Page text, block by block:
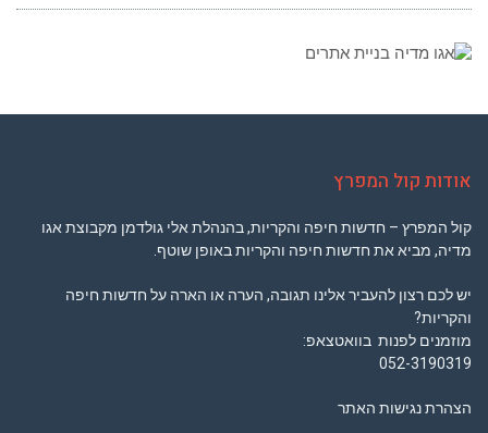
אודות קול המפרץ
קול המפרץ – חדשות חיפה והקריות, בהנהלת אלי גולדמן מקבוצת אגו
מדיה, מביא את חדשות חיפה והקריות באופן שוטף.
יש לכם רצון להעביר אלינו תגובה, הערה או הארה על חדשות חיפה
והקריות?
מוזמנים לפנות בוואטצאפ:
052-3190319
הצהרת נגישות האתר